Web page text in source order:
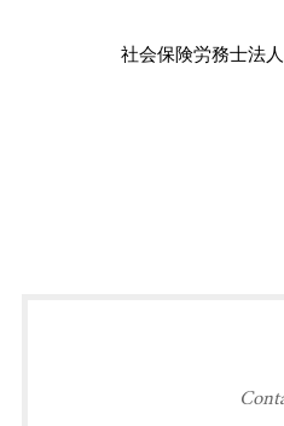
社会保険労務士法